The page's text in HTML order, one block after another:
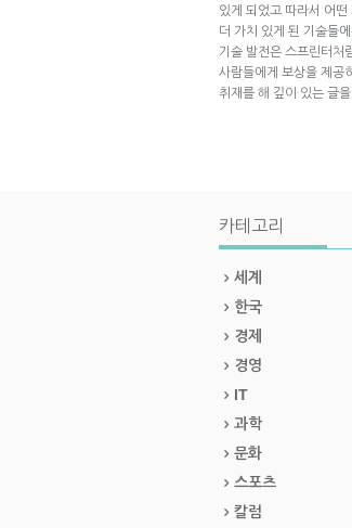
있게 되었고 따라서 어
더 가치 있게 된 기술들
기술 발전은 스프린터처
사람들에게 보상을 제공
취재를 해 깊이 있는 글
카테고리
세계
한국
경제
경영
IT
과학
문화
스포츠
칼럼